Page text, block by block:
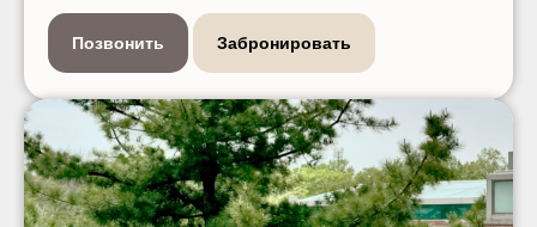
Позвонить Забронировать